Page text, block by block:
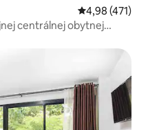
Priemerné
4,98 (471)
centrálnej obytnej